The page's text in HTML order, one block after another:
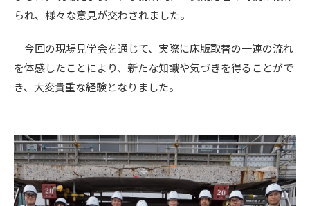
られ、様々な意見が交わされました。
今回の現場見学会を通じて、実際に床版取替の一連の流れ
を体感したことにより、新たな知識や気づきを得ることがで
き、大変貴重な経験となりました。